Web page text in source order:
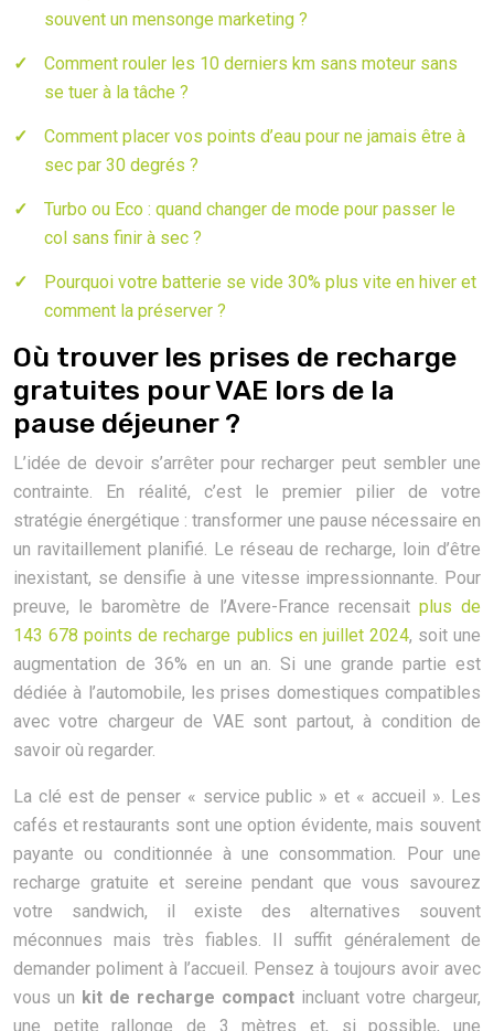
souvent un mensonge marketing ?
Comment rouler les 10 derniers km sans moteur sans
se tuer à la tâche ?
Comment placer vos points d’eau pour ne jamais être à
sec par 30 degrés ?
Turbo ou Eco : quand changer de mode pour passer le
col sans finir à sec ?
Pourquoi votre batterie se vide 30% plus vite en hiver et
comment la préserver ?
Où trouver les prises de recharge
gratuites pour VAE lors de la
pause déjeuner ?
L’idée de devoir s’arrêter pour recharger peut sembler une
contrainte. En réalité, c’est le premier pilier de votre
stratégie énergétique : transformer une pause nécessaire en
un ravitaillement planifié. Le réseau de recharge, loin d’être
inexistant, se densifie à une vitesse impressionnante. Pour
preuve, le baromètre de l’Avere-France recensait plus de
143 678 points de recharge publics en juillet 2024, soit une
augmentation de 36% en un an. Si une grande partie est
dédiée à l’automobile, les prises domestiques compatibles
avec votre chargeur de VAE sont partout, à condition de
savoir où regarder.
La clé est de penser « service public » et « accueil ». Les
cafés et restaurants sont une option évidente, mais souvent
payante ou conditionnée à une consommation. Pour une
recharge gratuite et sereine pendant que vous savourez
votre sandwich, il existe des alternatives souvent
méconnues mais très fiables. Il suffit généralement de
demander poliment à l’accueil. Pensez à toujours avoir avec
vous un kit de recharge compact incluant votre chargeur,
une petite rallonge de 3 mètres et, si possible, une